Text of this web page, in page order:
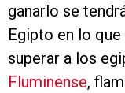
ganarlo se
Egipto en lo
superar a los
Fluminense,